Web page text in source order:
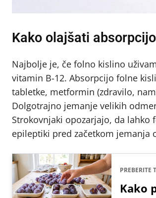
Kako olajšati
Najbolje je, če folno kislino
vitamin B-12. Absorpcijo folne
tabletke, metformin (zdravilo,
Dolgotrajno jemanje velikih
Strokovnjaki opozarjajo, da lahko
epileptiki pred začetkom jemanja
PREBERITE
Kako